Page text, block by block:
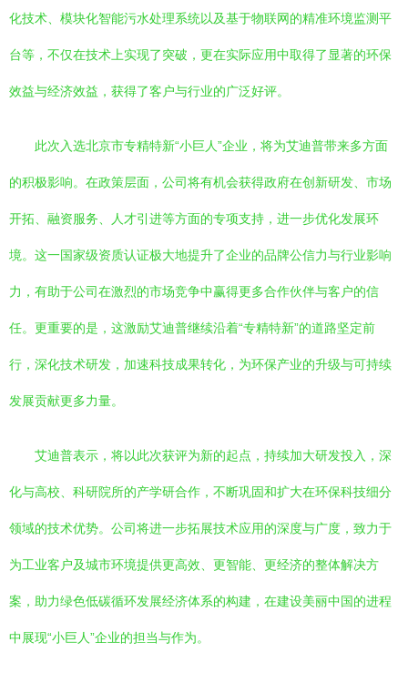
化技术、模块化智能污水处理系统以及基于物联网的精准环境监测平
台等，不仅在技术上实现了突破，更在实际应用中取得了显著的环保
效益与经济效益，获得了客户与行业的广泛好评。
此次入选北京市专精特新“小巨人”企业，将为艾迪普带来多方面
的积极影响。在政策层面，公司将有机会获得政府在创新研发、市场
开拓、融资服务、人才引进等方面的专项支持，进一步优化发展环
境。这一国家级资质认证极大地提升了企业的品牌公信力与行业影响
力，有助于公司在激烈的市场竞争中赢得更多合作伙伴与客户的信
任。更重要的是，这激励艾迪普继续沿着“专精特新”的道路坚定前
行，深化技术研发，加速科技成果转化，为环保产业的升级与可持续
发展贡献更多力量。
艾迪普表示，将以此次获评为新的起点，持续加大研发投入，深
化与高校、科研院所的产学研合作，不断巩固和扩大在环保科技细分
领域的技术优势。公司将进一步拓展技术应用的深度与广度，致力于
为工业客户及城市环境提供更高效、更智能、更经济的整体解决方
案，助力绿色低碳循环发展经济体系的构建，在建设美丽中国的进程
中展现“小巨人”企业的担当与作为。